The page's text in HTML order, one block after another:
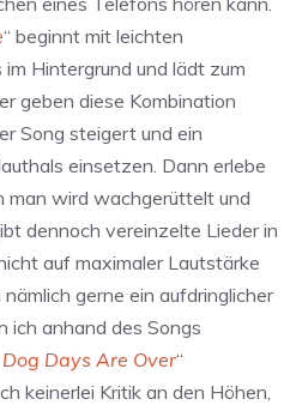
“ beginnt mit leichten
Hintergrund und lädt zum
geben diese Kombination
Song steigert und ein
einsetzen. Dann erlebe
man wird wachgerüttelt und
dennoch vereinzelte Lieder in
auf maximaler Lautstärke
gerne ein aufdringlicher
ich anhand des Songs
Days Are Over“
keinerlei Kritik an den Höhen,